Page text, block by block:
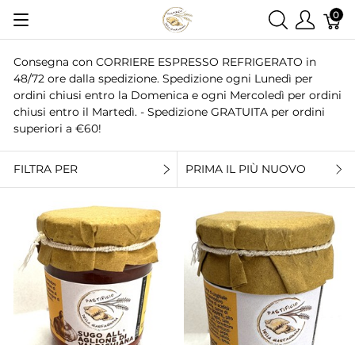
0
Consegna con CORRIERE ESPRESSO REFRIGERATO in
48/72 ore dalla spedizione. Spedizione ogni Lunedì per
ordini chiusi entro la Domenica e ogni Mercoledì per ordini
chiusi entro il Martedì. - Spedizione GRATUITA per ordini
superiori a €60!
FILTRA PER PRIMA IL PIÙ NUOVO